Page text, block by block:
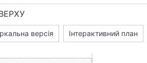
версія Інтерактивний план